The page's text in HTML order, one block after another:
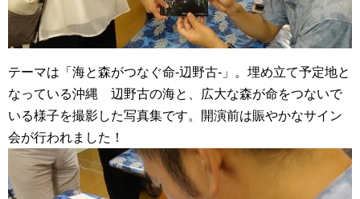
テーマは「海と森がつなぐ命-辺野古-」。埋め立て予定地と
なっている沖縄 辺野古の海と、広大な森が命をつないで
いる様子を撮影した写真集です。開演前は賑やかなサイン
会が行われました！